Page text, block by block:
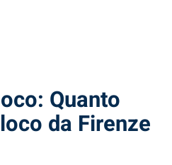
Quanto
da Firenze